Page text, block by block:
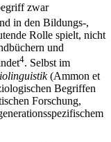
zwar
in den Bildungs-,
Rolle spielt, nicht
und
4. Selbst im
(Ammon et
Begriffen
Forschung,